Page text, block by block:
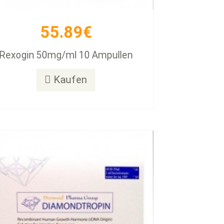
55.89€
Rexogin 50mg/ml 10 Ampullen
Kaufen
257.11€
Diamondtropin